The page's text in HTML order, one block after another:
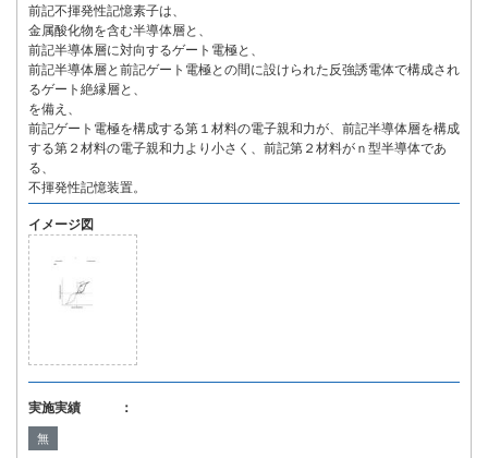
前記不揮発性記憶素子は、
金属酸化物を含む半導体層と、
前記半導体層に対向するゲート電極と、
前記半導体層と前記ゲート電極との間に設けられた反強誘電体で構成され
るゲート絶縁層と、
を備え、
前記ゲート電極を構成する第１材料の電子親和力が、前記半導体層を構成
する第２材料の電子親和力より小さく、前記第２材料がｎ型半導体であ
る、
不揮発性記憶装置。
イメージ図
実施実績 ：
無